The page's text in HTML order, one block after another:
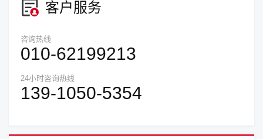
客户服务
咨询热线
010-62199213
24小时咨询热线
139-1050-5354